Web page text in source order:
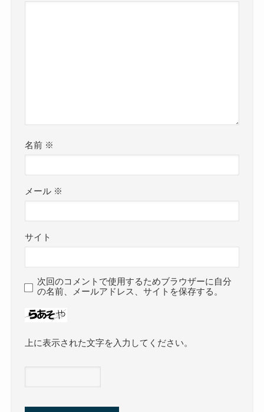
名前 ※
メール ※
サイト
次回のコメントで使用するためブラウザーに自分
の名前、メールアドレス、サイトを保存する。
上に表示された文字を入力してください。